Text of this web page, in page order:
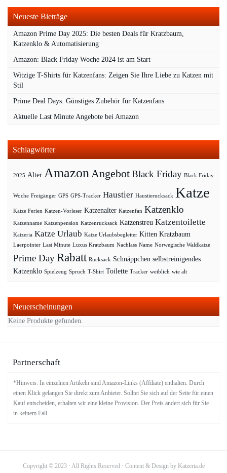
Neueste Bieträge
Amazon Prime Day 2025: Die besten Deals für Kratzbaum,
Katzenklo & Automatisierung
Amazon: Black Friday Woche 2024 ist am Start
Witzige T-Shirts für Katzenfans: Zeigen Sie Ihre Liebe zu Katzen mit
Stil
Prime Deal Days: Günstiges Zubehör für Katzenfans
Aktuelle Last Minute Angebote bei Amazon
Schlagwörter
2025 Alter Amazon AngebotBlack Friday Black Friday
Woche Freigänger GPS GPS-Tracker Haustier Haustierucksack Katze
Katze Ferien Katzen-Vorleser Katzenalter Katzenfan Katzenklo
Katzenname Katzenpension Katzenrucksack Katzenstreu Katzentoilette
Katzeria Katze Urlaub Katze Urlaubsbegleiter Kitten Kratzbaum
Laerpointer Last Minute Luxus Kratzbaum Nachlass Name Norwegische Waldkatze
Prime DayRabatt Rucksack Schnäppchen selbstreinigendes
Katzenklo Spielzeug Spruch T-Shirt Toilette Tracker weiblich wie alt
Neuerscheinungen
Keine Produkte gefunden.
Partnerschaft
*Hinweis: In einzelnen Artikeln sind Amazon-Links (Affiliate) enthalten. Durch
einen Klick gelangen Sie direkt zum Anbieter. Solltet Sie sich auf der Seite für einen
Kauf entscheiden, erhalten wir eine kleine Provision. Der Preis ändert sich für Sie
in keinem Fall.
Copyright © 2023 · All Rights Reserved · Content & Design by Katzeria.de